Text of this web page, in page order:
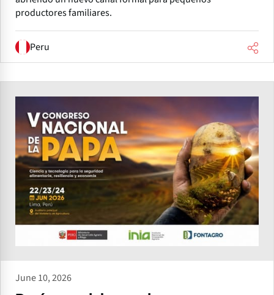
productores familiares.
Peru
June 10, 2026